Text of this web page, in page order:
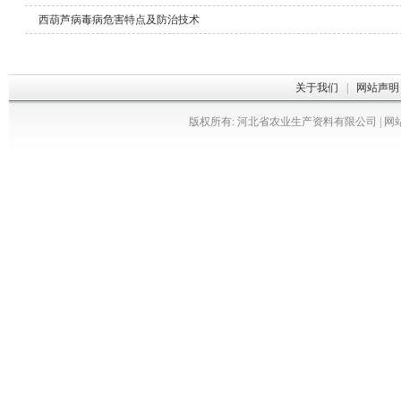
西葫芦病毒病危害特点及防治技术
关于我们 网站声明
版权所有: 河北省农业生产资料有限公司 | 网